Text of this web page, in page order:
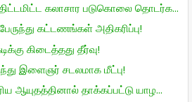
கலாசார படுகொலை தொடர்க...
கட்டணங்கள் அதிகரிப்பு!
கிடைத்தது தீர்வு!
இளைஞர் சடலமாக மீட்பு!
ஆயுதத்தினால் தாக்கப்பட்டு யாழ...